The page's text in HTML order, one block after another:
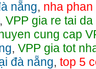
nẵng, nha phan
, VPP gia re tai da
cung cap
, VPP gia tot
đà nẵng, top 5